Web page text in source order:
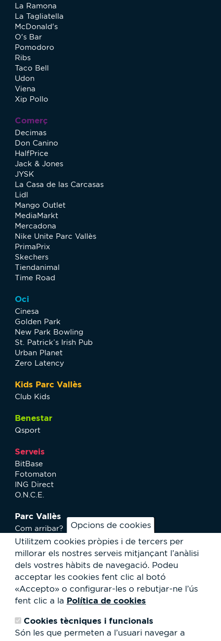
Opcions de cookies
Utilitzem cookies pròpies i de tercers per
millorar els nostres serveis mitjançant l’anàlisi
dels vostres hàbits de navegació. Podeu
acceptar les cookies fent clic al botó
«Accepto» o configurar-les o rebutjar-ne l’ús
fent clic a la Política de cookies
Cookies tècniques i funcionals
Són les que permeten a l’usuari navegar a
La Ramona
La Tagliatella
McDonald's
O's Bar
Pomodoro
Ribs
Taco Bell
Udon
Viena
Xip Pollo
Comerç
Decimas
Don Canino
HalfPrice
Jack & Jones
JYSK
La Casa de las Carcasas
Lidl
Mango Outlet
MediaMarkt
Mercadona
Nike Unite Parc Vallès
PrimaPrix
Skechers
Tiendanimal
Time Road
Oci
Cinesa
Golden Park
New Park Bowling
St. Patrick’s Irish Pub
Urban Planet
Zero Latency
Kids Parc Vallès
Club Kids
Benestar
Qsport
Serveis
BitBase
Fotomaton
ING Direct
O.N.C.E.
Parc Vallès
Com arribar?
Plànol
Activitats
Serveis a l'usuari
Club Staff
Qui som?
Contacte
Cessió d'espais
RSC